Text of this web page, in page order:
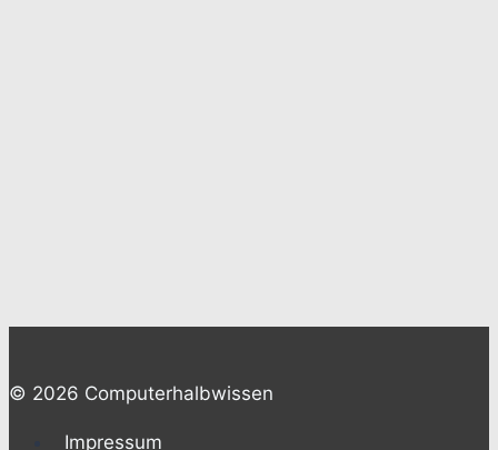
© 2026 Computerhalbwissen
Impressum